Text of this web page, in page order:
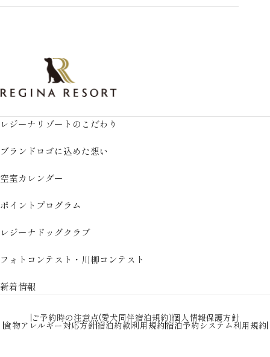
レジーナリゾートのこだわり
ブランドロゴに込めた想い
空室カレンダー
ポイントプログラム
レジーナドッグクラブ
フォトコンテスト・川柳コンテスト
新着情報
ご予約時の注意点(愛犬同伴宿泊規約)個人情報保護方針
食物アレルギー対応方針宿泊約款利用規約宿泊予約システム利用規約